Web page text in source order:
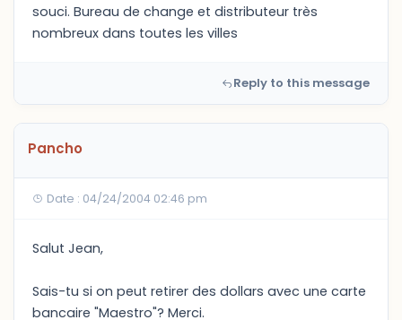
souci. Bureau de change et distributeur très
nombreux dans toutes les villes
Reply to this message
Pancho
Date : 04/24/2004 02:46 pm
Salut Jean,
Sais-tu si on peut retirer des dollars avec une carte
bancaire "Maestro"? Merci.